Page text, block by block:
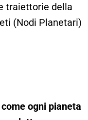
traiettorie della
(Nodi Planetari)
ogni pianeta